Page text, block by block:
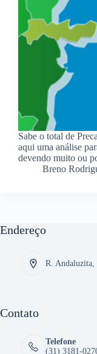
Sabe o total de
aqui uma análise
devendo muito ou
Breno
Endereço
R.
Contato
Telefone
(31) 3181-